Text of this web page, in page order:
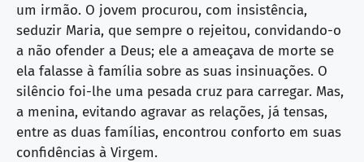
um irmão. O jovem procurou, com insistência,
seduzir Maria, que sempre o rejeitou, convidando-o
a não ofender a Deus; ele a ameaçava de morte se
ela falasse à família sobre as suas insinuações. O
silêncio foi-lhe uma pesada cruz para carregar. Mas,
a menina, evitando agravar as relações, já tensas,
entre as duas famílias, encontrou conforto em suas
confidências à Virgem.